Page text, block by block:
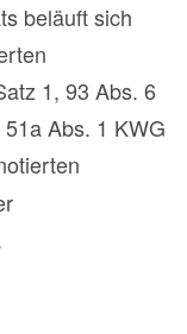
beläuft sich
1, 93 Abs. 6
Abs. 1 KWG